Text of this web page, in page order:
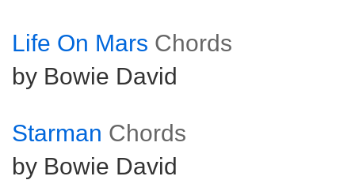
Life On Mars Chords
by Bowie David
Starman Chords
by Bowie David